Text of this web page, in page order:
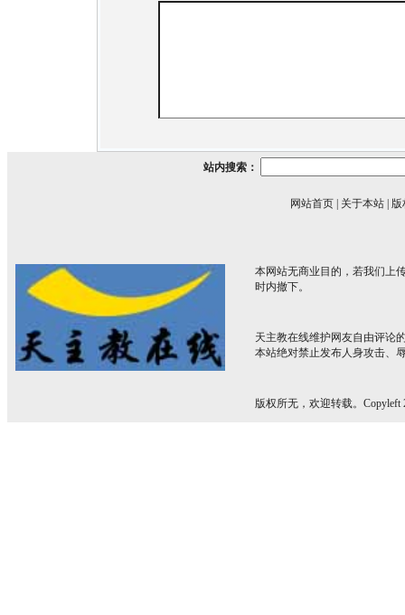
站内搜索：
网站首页 关于本站 版
本网站无商业目的，若我们上
时内撤下。
天主教在线维护网友自由评论
本站绝对禁止发布人身攻击、
版权所无，欢迎转载。